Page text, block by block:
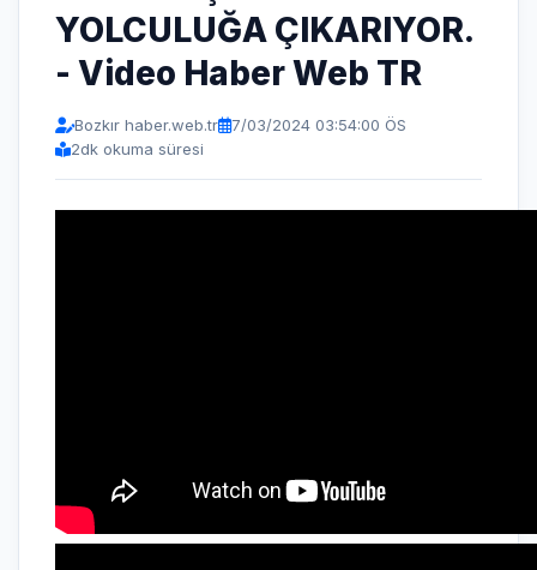
YOLCULUĞA ÇIKARIYOR.
- Video Haber Web TR
Bozkır haber.web.tr
7/03/2024 03:54:00 ÖS
2dk okuma süresi